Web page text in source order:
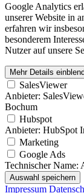
Google Analytics
unserer Website in
erfahren wir
besonderem
Nutzer auf unsere
Mehr Details
SalesViewer
Anbieter:
Bochum
Hubspot
Anbieter: HubSpot
Marketing
Google Ads
Technischer Name:
Auswahl speichern
Impressum